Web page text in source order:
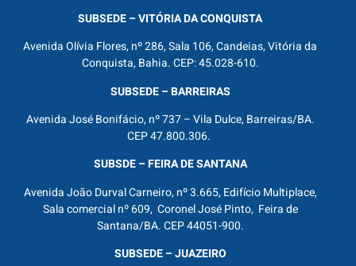
SUBSEDE – VITÓRIA DA CONQUISTA
Avenida Olívia Flores, nº 286, Sala 106, Candeias, Vitória da
Conquista, Bahia. CEP: 45.028-610.
SUBSEDE – BARREIRAS
Avenida José Bonifácio, nº 737 – Vila Dulce, Barreiras/BA.
CEP 47.800.306.
SUBSDE – FEIRA DE SANTANA
Avenida João Durval Carneiro, nº 3.665, Edifício Multiplace,
Sala comercial nº 609, Coronel José Pinto, Feira de
Santana/BA. CEP 44051-900.
SUBSEDE – JUAZEIRO